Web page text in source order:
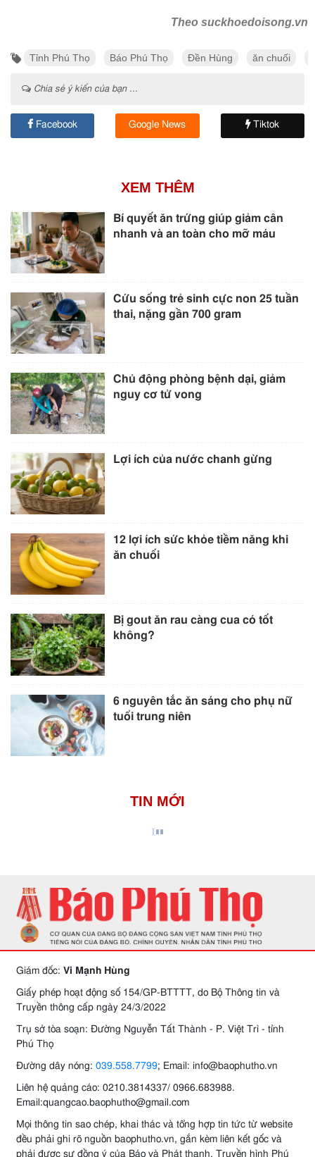
Theo suckhoedoisong.vn
Tỉnh Phú Thọ Báo Phú Thọ Đền Hùng ăn chuối
Chia sẻ ý kiến của bạn ...
Facebook Google News Tiktok
XEM THÊM
Bí quyết ăn trứng giúp giảm cân
nhanh và an toàn cho mỡ máu
Cứu sống trẻ sinh cực non 25 tuần
thai, nặng gần 700 gram
Chủ động phòng bệnh dại, giảm
nguy cơ tử vong
Lợi ích của nước chanh gừng
12 lợi ích sức khỏe tiềm năng khi
ăn chuối
Bị gout ăn rau càng cua có tốt
không?
6 nguyên tắc ăn sáng cho phụ nữ
tuổi trung niên
TIN MỚI
Giám đốc: Vi Mạnh Hùng
Giấy phép hoạt động số 154/GP-BTTTT, do Bộ Thông tin và
Truyền thông cấp ngày 24/3/2022
Trụ sở tòa soạn: Đường Nguyễn Tất Thành - P. Việt Trì - tỉnh
Phú Thọ
Đường dây nóng: 039.558.7799; Email: info@baophutho.vn
Liên hệ quảng cáo: 0210.3814337/ 0966.683988.
Email:quangcao.baophutho@gmail.com
Mọi thông tin sao chép, khai thác và tổng hợp tin tức từ website
đều phải ghi rõ nguồn baophutho.vn, gắn kèm liên kết gốc và
phải được sự đồng ý của Báo và Phát thanh, Truyền hình Phú